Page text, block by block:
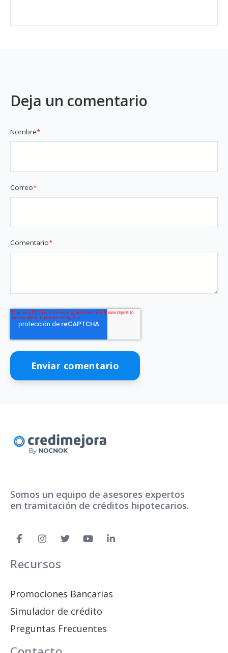
Deja un comentario
Nombre*
Correo*
Comentario*
Somos un equipo de asesores expertos
en tramitación de créditos hipotecarios.
Recursos
Promociones Bancarias
Simulador de crédito
Preguntas Frecuentes